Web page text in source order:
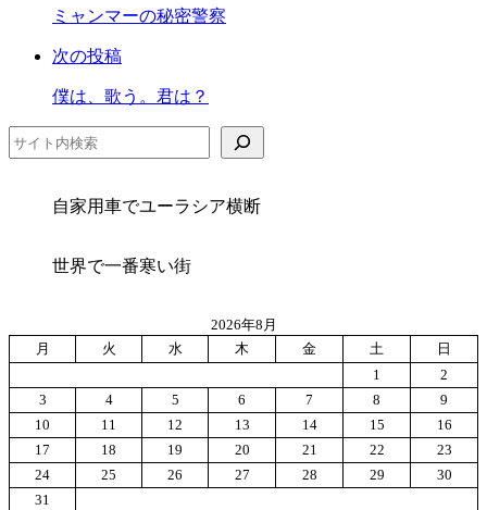
ー
に
存
ア
ミャンマーの秘密警察
次の投稿
僕は、歌う。君は？
検索
自家用車でユーラシア横断
世界で一番寒い街
2026年8月
月
火 水 木 金 土
日
1
2
3
4 5 6 7 8
9
10
11 12 13 14 15
16
17
18 19 20 21 22
23
24
25 26 27 28 29
30
31